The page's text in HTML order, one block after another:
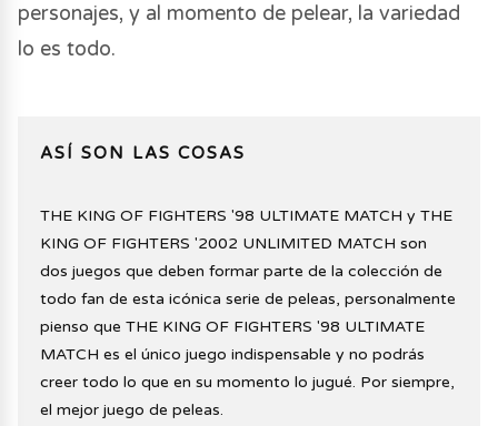
personajes, y al momento de pelear, la variedad
lo es todo.
ASÍ SON LAS COSAS
THE KING OF FIGHTERS '98 ULTIMATE MATCH y THE
KING OF FIGHTERS '2002 UNLIMITED MATCH son
dos juegos que deben formar parte de la colección de
todo fan de esta icónica serie de peleas, personalmente
pienso que THE KING OF FIGHTERS '98 ULTIMATE
MATCH es el único juego indispensable y no podrás
creer todo lo que en su momento lo jugué. Por siempre,
el mejor juego de peleas.